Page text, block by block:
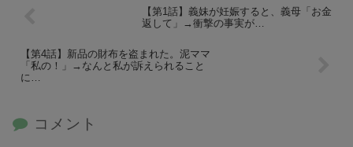
【第1話】義妹が妊娠すると、義母「お金
返して」→衝撃の事実が…
【第4話】新品の財布を盗まれた。泥ママ
「私の！」→なんと私が訴えられること
に…
コメント